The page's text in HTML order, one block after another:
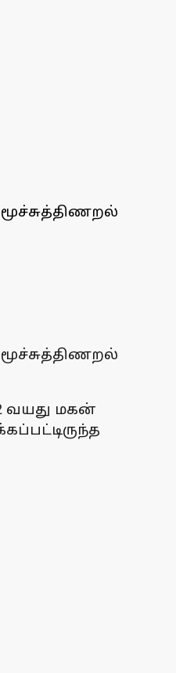
வயது மகன்